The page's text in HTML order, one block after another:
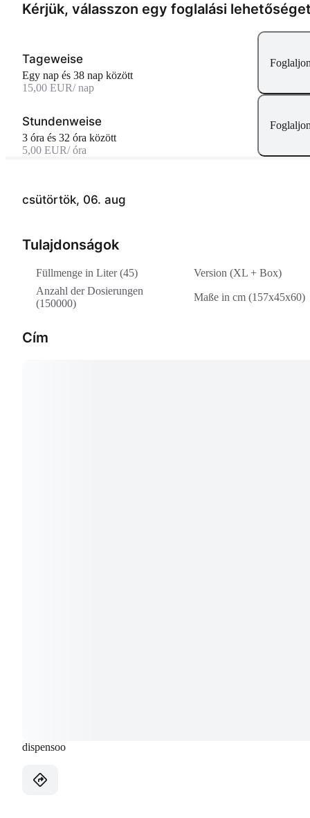
csütörtök, 06. aug
Tulajdonságok
Füllmenge in Liter (45)
Version (XL + Box)
Anzahl der Dosierungen
(150000)
Maße in cm (157x45x60)
Cím
dispensoo
Kérjük, válasszon egy foglalási
Tageweise
egy nap és 38 nap között
15,00 EUR/ nap
Stundenweise
3 óra és 32 óra között
5,00 EUR/ óra